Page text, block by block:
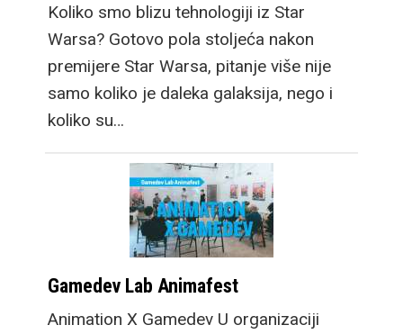
Koliko smo blizu tehnologiji iz Star
Warsa? Gotovo pola stoljeća nakon
premijere Star Warsa, pitanje više nije
samo koliko je daleka galaksija, nego i
koliko su…
Gamedev Lab Animafest
Animation X Gamedev U organizaciji